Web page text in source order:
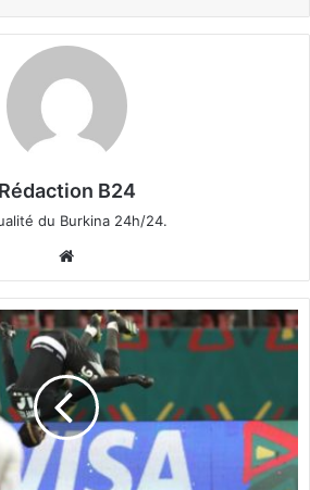
Rédaction B24
du Burkina 24h/24.
bsi
te